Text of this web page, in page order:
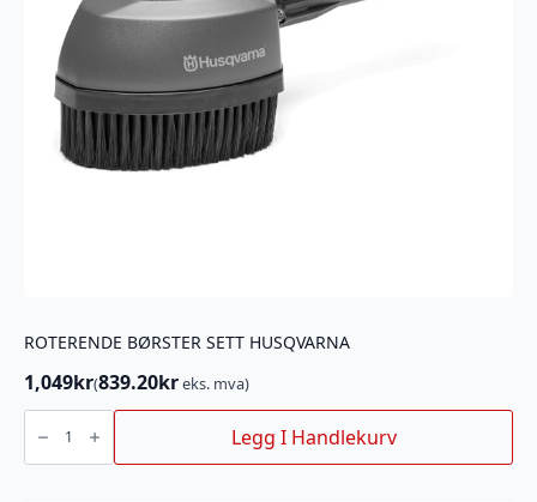
ROTERENDE BØRSTER SETT HUSQVARNA
1,049kr(839.20kreks. mva)
ROTERENDE
BØRSTER
SETT
HUSQVARNA
Legg I Handlekurv